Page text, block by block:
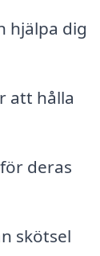
hjälpa dig
att hålla
deras
skötsel